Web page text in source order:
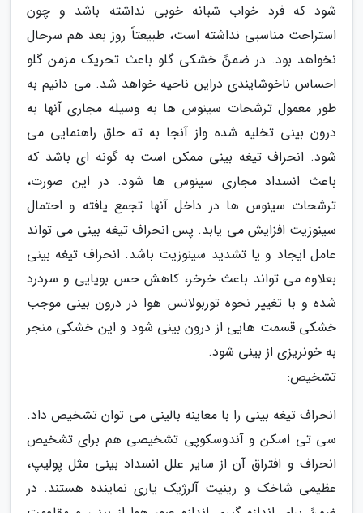
شود که فرد خواب شبانه خوبی نداشته باشد و چون
استراحت مناسبی نداشته است، طبیعتاً روز بعد هم سرحال
نخواهد بود. در ضمنً خشکی گلو باعث تحریک مزمن گلو
احساس ناخوشایندی دراین ناحیه خواهد شد. می دانیم به
طور معمول ترشحات سینوس ها به وسیله مجاری آنها به
درون بینی تخلیه شده واز آنجا به ته حلق راهنمایی می
شود. انحراف تیغه بینی ممکن است به گونه ای باشد که
باعث انسداد مجاری سینوس ها شود. در این صورت،
ترشحات سینوس ها در داخل آنها تجمع یافته و احتمال
سینوزیت افزایش می یابد. پس انحراف تیغه بینی می تواند
عامل ایجاد و یا تشدید سینوزیت باشد. انحراف تیغه بینی
بعلاوه می تواند باعث خرخر، کاهش حس بویایی و سردرد
شده و با تغییر نحوه توربولانس هوا در درون بینی موجب
خشکی قسمت هایی از درون بینی شود و این خشکی منجر
به خونریزی از بینی شود.
تشخیص:
انحراف تیغه بینی را با معاینه بالینی می توان تشخیص داد.
سی تی اسکن و آندوسکوپی تشخیصی هم برای تشخیص
انحراف و افتراق آن از سایر علل انسداد بینی مثل پولیپ،
عظیمی شاخک و رینیت آلرژیک یاری نماینده هستند. در